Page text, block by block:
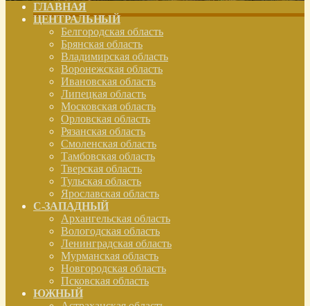
ГЛАВНАЯ
ЦЕНТРАЛЬНЫЙ
Белгородская область
Брянская область
Владимирская область
Воронежская область
Ивановская область
Липецкая область
Московская область
Орловская область
Рязанская область
Смоленская область
Тамбовская область
Тверская область
Тульская область
Ярославская область
С-ЗАПАДНЫЙ
Архангельская область
Вологодская область
Ленинградская область
Мурманская область
Новгородская область
Псковская область
ЮЖНЫЙ